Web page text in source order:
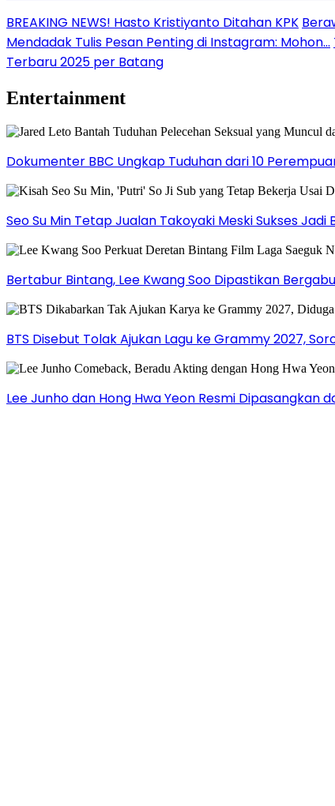
BREAKING NEWS! Hasto Kristiyanto Ditahan KPK
Mendadak Tulis Pesan Penting di Instagram: Mohon…
Terbaru 2025 per Batang
Entertainment
Dokumenter BBC Ungkap Tuduhan dari 10
Seo Su Min Tetap Jualan Takoyaki Meski Sukses
Bertabur Bintang, Lee Kwang Soo Dipastikan
BTS Disebut Tolak Ajukan Lagu ke Grammy 2027,
Lee Junho dan Hong Hwa Yeon Resmi